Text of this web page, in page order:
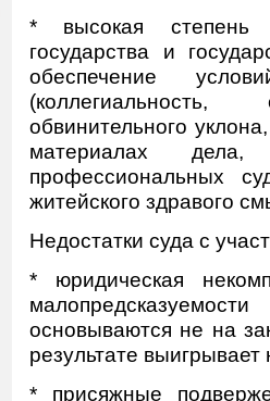
* высокая степень
государства и
обеспечение
(коллегиальность,
обвинительного
материалах
профессиональных
житейского здравого
Недостатки суда с
* юридическая
основываются не на
результате
* присяжные